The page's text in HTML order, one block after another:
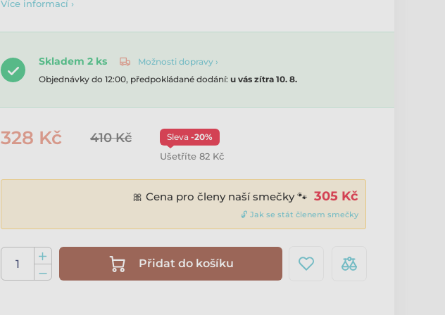
Více informací ›
Skladem 2 ks
Možnosti dopravy ›
Objednávky do 12:00, předpokládané dodání: u vás zítra 10. 8.
410 Kč
328 Kč Sleva -20%
Ušetříte 82 Kč
🎀 Cena pro členy naší smečky 🐾 305 Kč
🔓 Jak se stát členem smečky
Přidat do košíku